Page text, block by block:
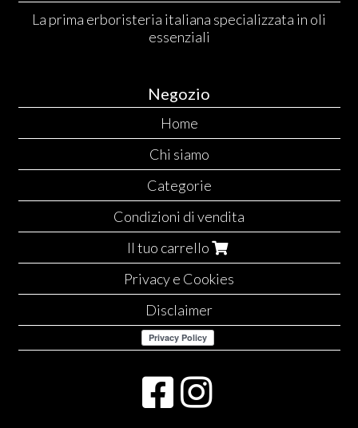
La prima erboristeria italiana specializzata in oli
essenziali
Negozio
Home
Chi siamo
Categorie
Condizioni di vendita
Il tuo carrello
Privacy e Cookies
Disclaimer